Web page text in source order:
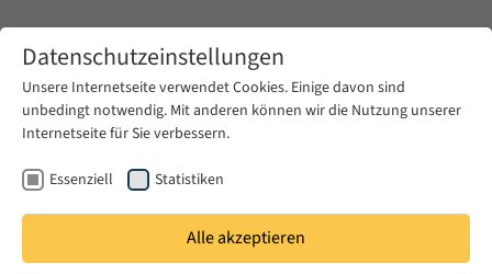
Zum Hauptinhalt springen
MI. 20 NOV. 2024
Datenschutzeinstellungen
Unsere Internetseite verwendet Cookies. Einige davon sind
unbedingt notwendig. Mit anderen können wir die Nutzung unserer
Internetseite für Sie verbessern.
Essenziell Statistiken
Alle akzeptieren